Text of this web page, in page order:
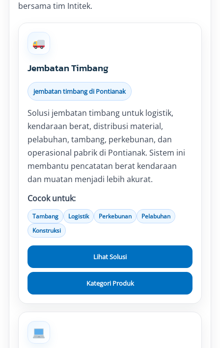
bersama tim Intitek.
Jembatan Timbang
jembatan timbang di Pontianak
Solusi jembatan timbang untuk logistik,
kendaraan berat, distribusi material,
pelabuhan, tambang, perkebunan, dan
operasional pabrik di Pontianak. Sistem ini
membantu pencatatan berat kendaraan
dan muatan menjadi lebih akurat.
Cocok untuk:
Tambang Logistik Perkebunan
Pelabuhan
Konstruksi
Lihat Solusi
Kategori Produk